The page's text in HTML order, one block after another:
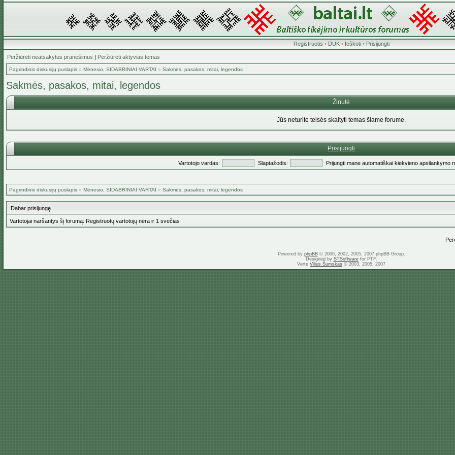
Registruotis • DUK• Ieškoti• Prisijungti
Peržiūrėti neatsakytus pranešimus | Peržiūrėti aktyvias temas
Pagrindinis diskusijų puslapis » Mėnesio, SIDABRINIAI VARTAI » Sakmės, pasakos, mitai, legendos
Sakmės, pasakos, mitai, legendos
Žinutė
Jūs neturite teisės skaityti temas šiame forume.
Prisijungti
Vartotojo vardas: Slaptažodis: Prijungti mane automatiškai kiekvieno apsilankymo
Pagrindinis diskusijų puslapis » Mėnesio, SIDABRINIAI VARTAI » Sakmės, pasakos, mitai, legendos
Dabar prisijungę
Vartotojai naršantys šį forumą: Registruotų vartotojų nėra ir 1 svečias
Powered by phpBB© 2000, 2002, 2005, 2007 phpBB Group.
Designed by STSoftwarefor PTF.
Vertė Vilius Šumskas © 2003, 2005, 2007